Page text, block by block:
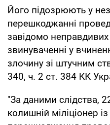
Його підозрюють у
перешкоджанні
завідомо неправдивих
звинуваченні у
злочину зі штучним
340, ч. 2 ст. 384 КК
"За даними слідства,
колишній міліціонер